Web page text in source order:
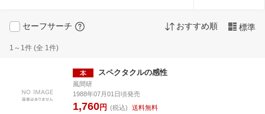
セーフサーチ おすすめ順 標準
1～1件 (全 1件)
スペクタクルの感性
風間研
1988年07月01日頃発売
1,760円 (税込) 送料無料